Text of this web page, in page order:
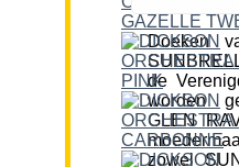
Doeken
de
worden
GLEN
zowel